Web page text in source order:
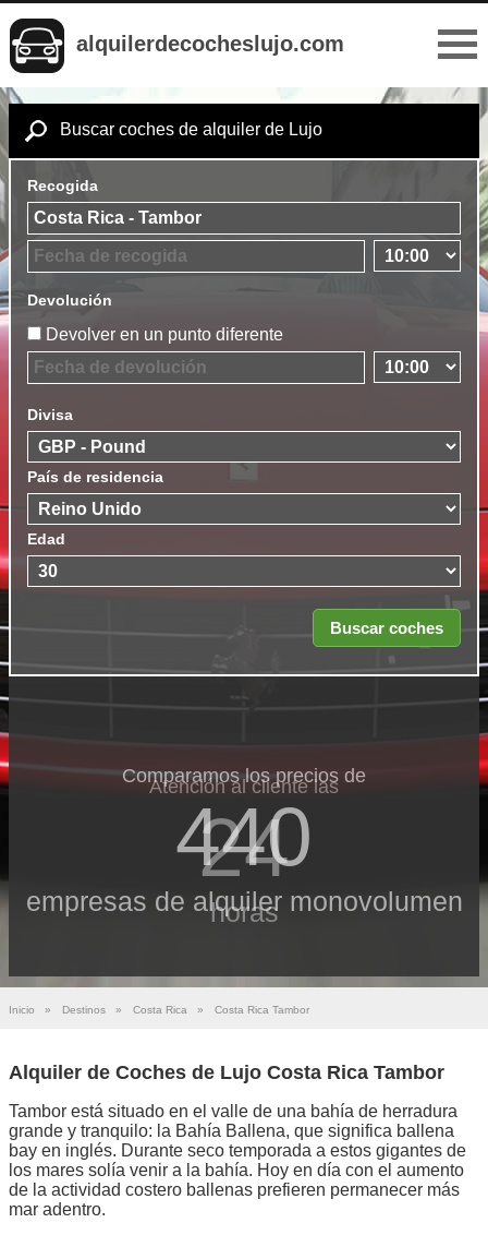
alquilerdecocheslujo.com
Buscar coches de alquiler de Lujo
Recogida
Devolución
Devolver en un punto diferente
Divisa
País de residencia
Edad
Comparamos los precios de
440
empresas de alquiler monovolumen
Atención al cliente las
24
horas
Inicio » Destinos » Costa Rica » Costa Rica Tambor
Alquiler de Coches de Lujo Costa Rica Tambor
Tambor está situado en el valle de una bahía de herradura
grande y tranquilo: la Bahía Ballena, que significa ballena
bay en inglés. Durante seco temporada a estos gigantes de
los mares solía venir a la bahía. Hoy en día con el aumento
de la actividad costero ballenas prefieren permanecer más
mar adentro.